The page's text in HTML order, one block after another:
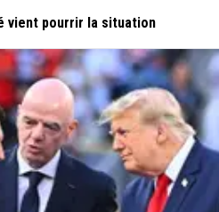
vient pourrir la situation